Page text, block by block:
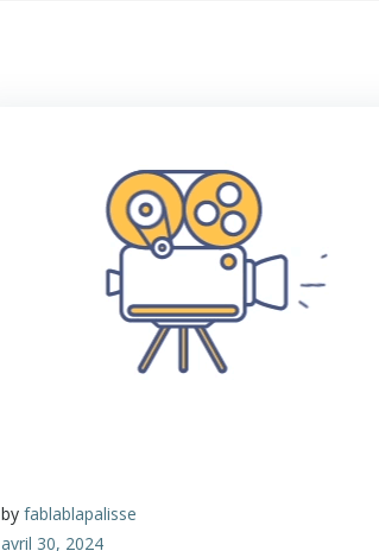
by fablablapalisse
avril 30, 2024